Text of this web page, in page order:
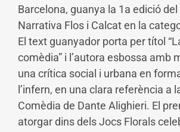
Barcelona, guanya la 1a edició
Narrativa Flos i Calcat en la
El text guanyador porta per títol
comèdia” i l’autora esbossa amb
una crítica social i urbana en
l’infern, en una clara referència a
Comèdia de Dante Alighieri. El
atorgar dins dels Jocs Florals